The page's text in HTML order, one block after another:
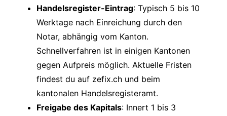
Handelsregister-Eintrag: Typisch 5 bis 10
Werktage nach Einreichung durch den
Notar, abhängig vom Kanton.
Schnellverfahren ist in einigen Kantonen
gegen Aufpreis möglich. Aktuelle Fristen
findest du auf zefix.ch und beim
kantonalen Handelsregisteramt.
Freigabe des Kapitals: Innert 1 bis 3